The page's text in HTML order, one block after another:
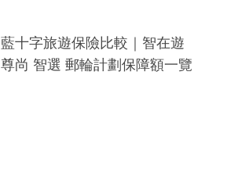
藍十字旅遊保險比較｜智在遊
尊尚 智選 郵輪計劃保障額一覽